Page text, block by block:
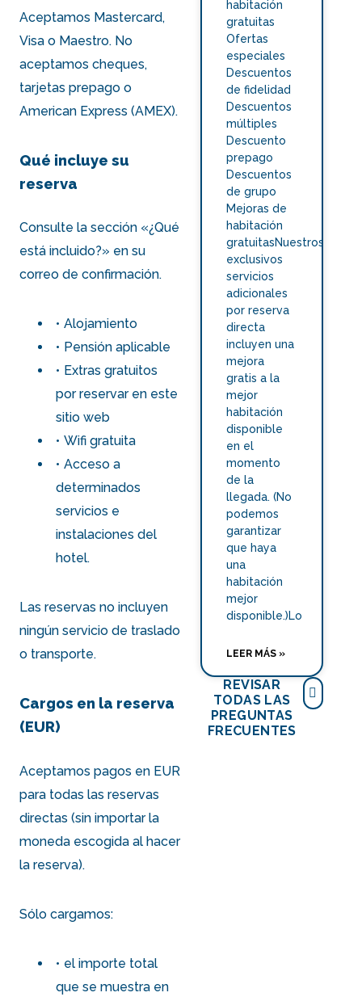
Aceptamos Mastercard,
Visa o Maestro. No
aceptamos cheques,
tarjetas prepago o
American Express (AMEX).
Qué incluye su
reserva
Consulte la sección «¿Qué
está incluido?» en su
correo de confirmación.
Alojamiento
Pensión aplicable
Extras gratuitos
por reservar en este
sitio web
Wifi gratuita
Acceso a
determinados
servicios e
instalaciones del
hotel.
Las reservas no incluyen
ningún servicio de traslado
o transporte.
Cargos en la reserva
(EUR)
Aceptamos pagos en EUR
para todas las reservas
directas (sin importar la
moneda escogida al hacer
la reserva).
Sólo cargamos:
el importe total
que se muestra en
habitación
gratuitas
Ofertas
especiales
Descuentos
de fidelidad
Descuentos
múltiples
Descuento
prepago
Descuentos
de grupo
Mejoras de
habitación
gratuitasNuestros
exclusivos
servicios
adicionales
por reserva
directa
incluyen una
mejora
gratis a la
mejor
habitación
disponible
en el
momento
de la
llegada. (No
podemos
garantizar
que haya
una
habitación
mejor
disponible.)Lo
LEER MÁS »
REVISAR
TODAS LAS
PREGUNTAS
FRECUENTES